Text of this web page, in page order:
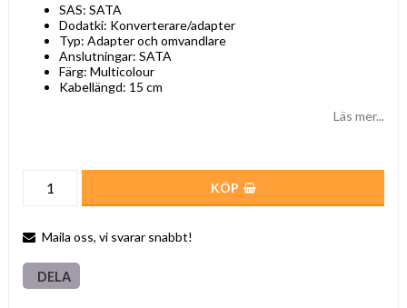
SAS: SATA
Dodatki: Konverterare/adapter
Typ: Adapter och omvandlare
Anslutningar: SATA
Färg: Multicolour
Kabellängd: 15 cm
Läs mer...
KÖP
Maila oss, vi svarar snabbt!
DELA